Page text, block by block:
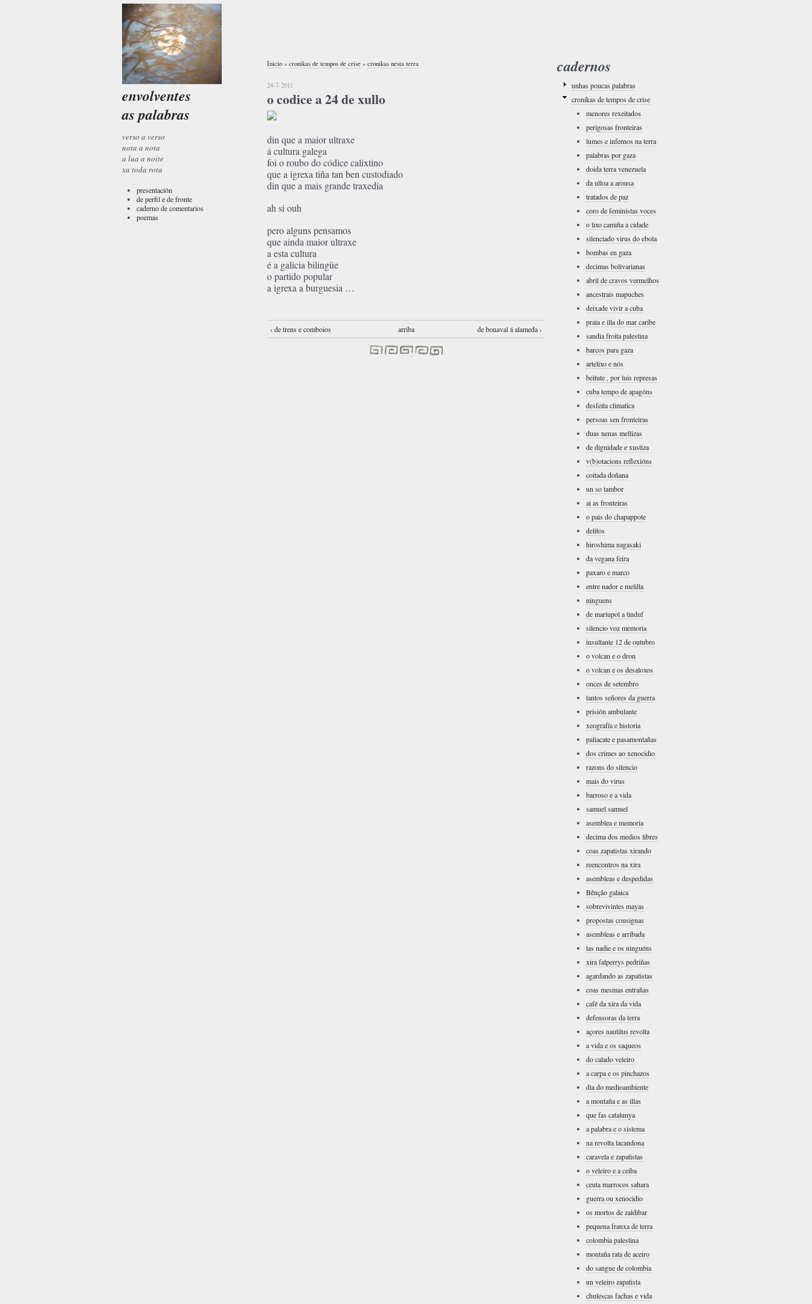
envolventes
as palabras
verso a verso
nota a nota
a lua a noite
xa toda rota
presentación
de perfil e de fronte
caderno de comentarios
poemas
Inicio » cronikas de tempos de crise » cronikas nesta terra
24-7-2011
o codice a 24 de xullo
din que a maior ultraxe
á cultura galega
foi o roubo do códice calixtino
que a igrexa tiña tan ben custodiado
din que a mais grande traxedia
ah si ouh
pero alguns pensamos
que ainda maior ultraxe
a esta cultura
é a galicia bilingüe
o partido popular
a igrexa a burguesia …
‹ de trens e comboios arriba de bonaval á alameda ›
cadernos
unhas poucas palabras
cronikas de tempos de crise
menores rexeitados
perigosas fronteiras
lumes e infernos na terra
palabras por gaza
doida terra venezuela
da ulloa a arousa
tratados de paz
coro de feministas voces
o lixo camiña a cidade
silenciado virus do ebola
bombas en gaza
decimas bolivarianas
abril de cravos vermelhos
ancestrais mapuches
deixade vivir a cuba
praia e illa do mar caribe
sandia froita palestina
barcos para gaza
artelixo e nós
beitute , por luis represas
cuba tempo de apagóns
desfeita climatica
persoas sen fronteiras
duas nenas mellizas
de dignidade e xustiza
v(b)otacions reflexións
coitada doñana
un so tambor
ai as fronteiras
o pais do chapappote
delitos
hiroshima nagasaki
da vegana feira
paxaro e marco
entre nador e melilla
ninguens
de mariupol a tinduf
silencio voz memoria
insultante 12 de outubro
o volcan e o dron
o volcan e os desaloxos
onces de setembro
tantos señores da guerra
prisión ambulante
xeografía e historia
paliacate e pasamontañas
dos crimes ao xenocidio
razons do silencio
mais do virus
barroso e a vida
samuel samuel
asemblea e memoria
decima dos medios libres
coas zapatistas xirando
reencontros na xira
asembleas e despedidas
Bênção galaica
sobrevivintes mayas
propostas consignas
asembleas e arribada
las nadie e os ninguéns
xira falperrys pedriñas
agardando as zapatistas
coas mesmas entrañas
café da xira da vida
defensoras da terra
açores nautilus revolta
a vida e os saqueos
do calado veleiro
a carpa e os pinchazos
dia do medioambiente
a montaña e as illas
que fas catalunya
a palabra e o sistema
na revolta lacandona
caravela e zapatistas
o veleiro e a ceiba
ceuta marrocos sahara
guerra ou xenocidio
os mortos de zaldibar
pequena franxa de terra
colombia palestina
montaña rata de aceiro
do sangue de colombia
un veleiro zapatista
chulescas fachas e vida